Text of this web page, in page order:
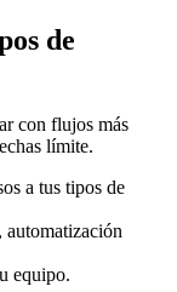
de
con flujos más
límite.
a tus tipos de
automatización
equipo.